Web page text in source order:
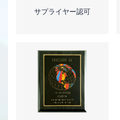
サプライヤー認可